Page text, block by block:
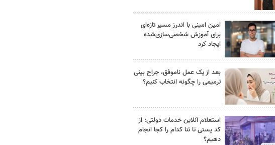
امین امینی با اندرز مسیر تازه‌ای
برای آموزش شخصی‌سازی‌شده
ایجاد کرد
بعد از یک عمل ناموفق، جراح بینی
ترمیمی را چگونه انتخاب کنیم؟
استعلام آنلاین خدمات دولتی: از
کد پستی تا ثنا کدام را کجا انجام
دهیم؟